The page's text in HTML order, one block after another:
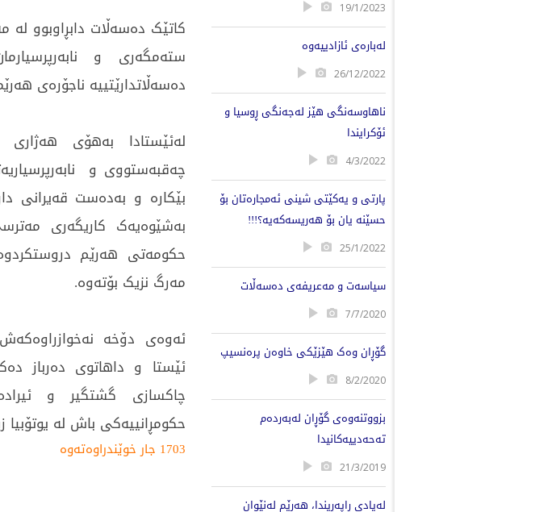
19/1/2023
لەبارەی ئازادییەوە
26/12/2022
ناهاوسەنگی هێز لەجەنگی ڕوسیا و
ئۆکرایندا
4/3/2022
پارتی و یەکێتی شینی ئەمجارەتان بۆ
حسێنە یان بۆ هەریسەکەیە؟!!!
25/1/2022
سیاسەت و مەعریفەی دەسەڵات
7/7/2020
گۆڕان وەک هێزێکى خاوەن پرەنسیپ
8/2/2020
بزووتنەوەی گۆڕان لەبەردەم
تەحەدییەکانیدا
21/3/2019
لەیادی ڕاپەڕیندا، هەرێم لەنێوان
کاتێک دەسەڵات دابڕاوبوو
ستەمگەری و
دەسەڵاتدارێتییە ناجۆرەی
لەئێستادا بەهۆی
چەقبەستووی و
بێکارە و بەدەست قەیرانی
بەشێوەیەک کاریگەری
حکومەتی هەرێم
مەرگ نزیک بۆتەوە.
ئەوەى دۆخە
ئێستا و داهاتوى دەرباز
چاکسازی گشتگیر و
حکومڕانییەکی باش لە یوتۆبیا
1703 جار خوێندراوەتەوە